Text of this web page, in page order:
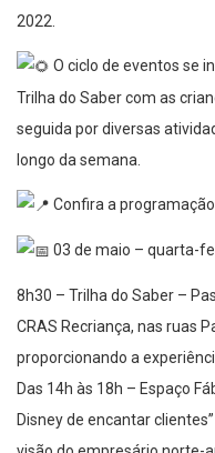
2022.
O ciclo de eventos se
Trilha do Saber com as
seguida por diversas
longo da semana.
Confira a
03 de maio – quarta-
8h30 – Trilha do Saber –
CRAS Recriança, nas ruas
proporcionando a
Das 14h às 18h – Espaço
Disney de encantar